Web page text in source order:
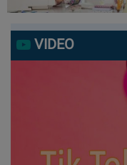
VIDEO